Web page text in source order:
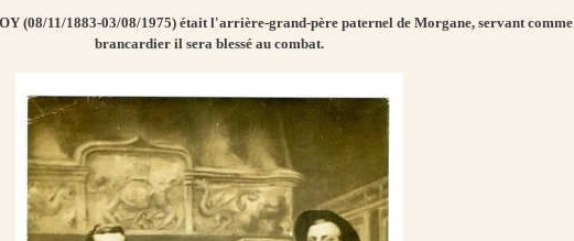
(08/11/1883-03/08/1975) était l'arrière-grand-père paternel de Morgane, servant comme
brancardier il sera blessé au combat.